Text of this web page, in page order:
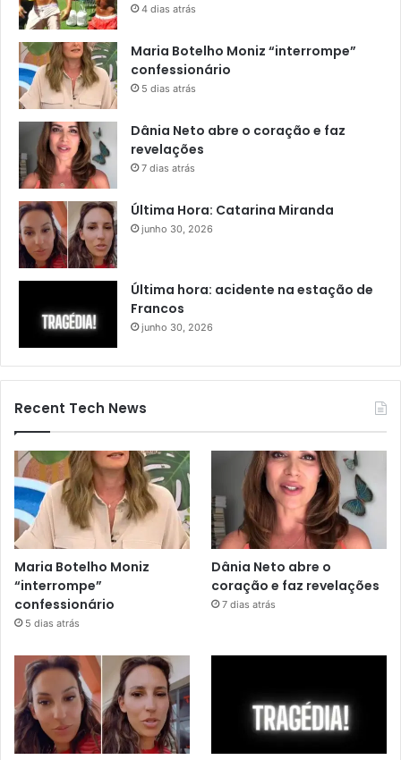
4 dias atrás
Maria Botelho Moniz “interrompe”
confessionário
5 dias atrás
Dânia Neto abre o coração e faz
revelações
7 dias atrás
Última Hora: Catarina Miranda
junho 30, 2026
Última hora: acidente na estação de
Francos
junho 30, 2026
Recent Tech News
Maria Botelho Moniz
“interrompe”
confessionário
5 dias atrás
Dânia Neto abre o
coração e faz revelações
7 dias atrás